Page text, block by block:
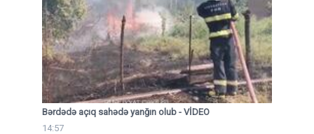
Bərdədə açıq sahədə yanğın olub - VİDEO
14:57